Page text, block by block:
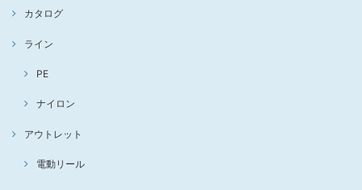
カタログ
ライン
PE
ナイロン
アウトレット
電動リール